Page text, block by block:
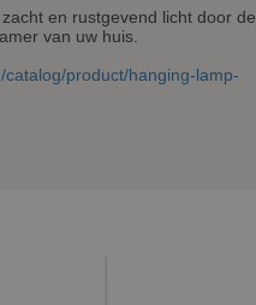
en rustgevend licht door de
van uw huis.
product/hanging-lamp-